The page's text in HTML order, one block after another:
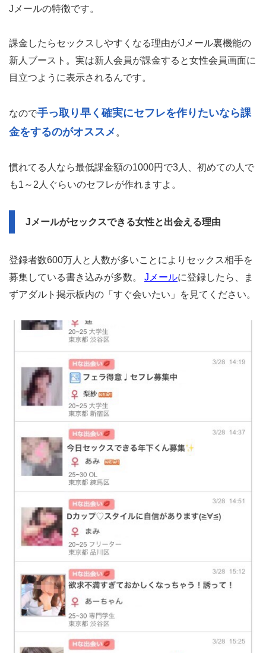
Jメールの特徴です。
課金したらセックスしやすくなる理由がJメール裏機能の
新人ブースト。実は新人会員が課金すると女性会員画面に
目立つように表示されるんです。
なので手っ取り早く確実にセフレを作りたいなら課
金をするのがオススメ。
慣れてる人なら最低課金額の1000円で3人、初めての人で
も1～2人ぐらいのセフレが作れますよ。
Jメールがセックスできる女性と出会える理由
登録者数600万人と人数が多いことによりセックス相手を
募集している書き込みが多数。 Jメールに登録したら、ま
ずアダルト掲示板内の「すぐ会いたい」を見てください。